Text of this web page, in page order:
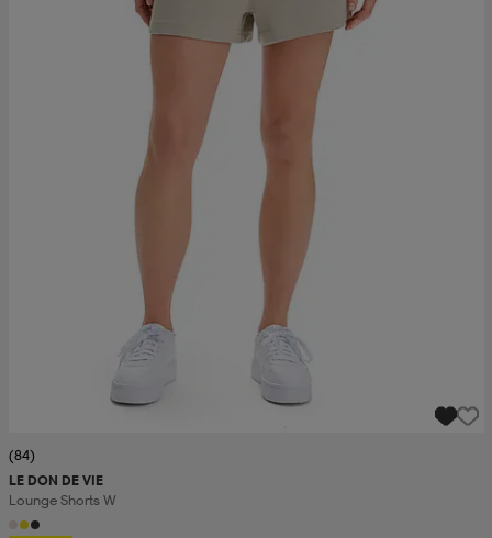
(84)
LE DON DE VIE
Lounge Shorts W